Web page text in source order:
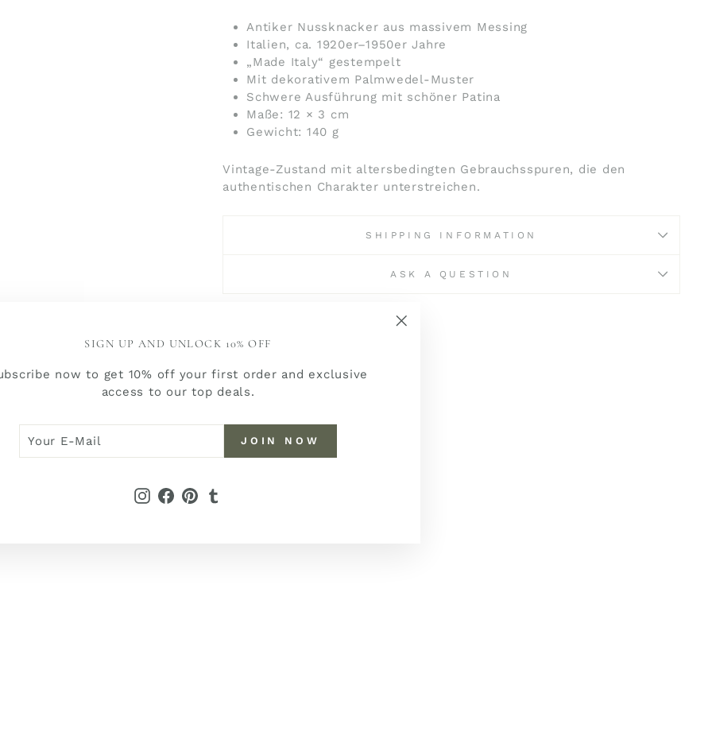
SIGN UP AND UNLOCK 10% OFF
now to get 10% off your first order and exclusive
access to our top deals.
JOIN NOW
Instagram
Facebook
Pinterest
Antiker Nussknacker aus massivem Messing
Italien, ca. 1920er–1950er Jahre
„Made Italy“ gestempelt
Mit dekorativem Palmwedel-Muster
Schwere Ausführung mit schöner Patina
Maße: 12 × 3 cm
Gewicht: 140 g
Vintage-Zustand mit altersbedingten Gebrauchsspuren, die den
authentischen Charakter unterstreichen.
SHIPPING INFORMATION
ASK A QUESTION
YOU MAY ALSO LIKE